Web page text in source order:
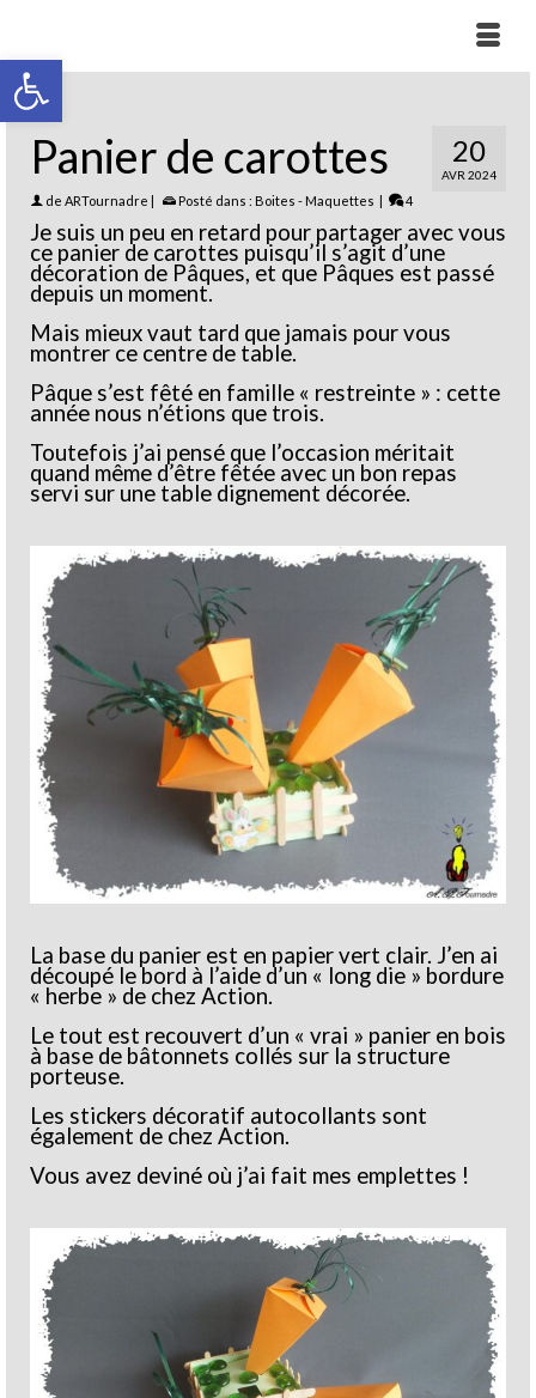
Ouvrir la barre d’outils
20
AVR 2024
Panier de carottes
de ARTournadre | Posté dans : Boites - Maquettes | 4
Je suis un peu en retard pour partager avec vous
ce panier de carottes puisqu’il s’agit d’une
décoration de Pâques, et que Pâques est passé
depuis un moment.
Mais mieux vaut tard que jamais pour vous
montrer ce centre de table.
Pâque s’est fêté en famille « restreinte » : cette
année nous n’étions que trois.
Toutefois j’ai pensé que l’occasion méritait
quand même d’être fêtée avec un bon repas
servi sur une table dignement décorée.
La base du panier est en papier vert clair. J’en ai
découpé le bord à l’aide d’un « long die » bordure
« herbe » de chez Action.
Le tout est recouvert d’un « vrai » panier en bois
à base de bâtonnets collés sur la structure
porteuse.
Les stickers décoratif autocollants sont
également de chez Action.
Vous avez deviné où j’ai fait mes emplettes !